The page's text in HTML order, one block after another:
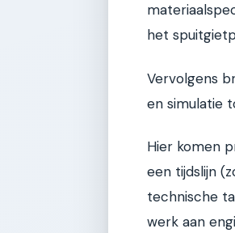
het
Vervolgens
en simulatie
Hier komen
een tijdslijn
technische
werk aan